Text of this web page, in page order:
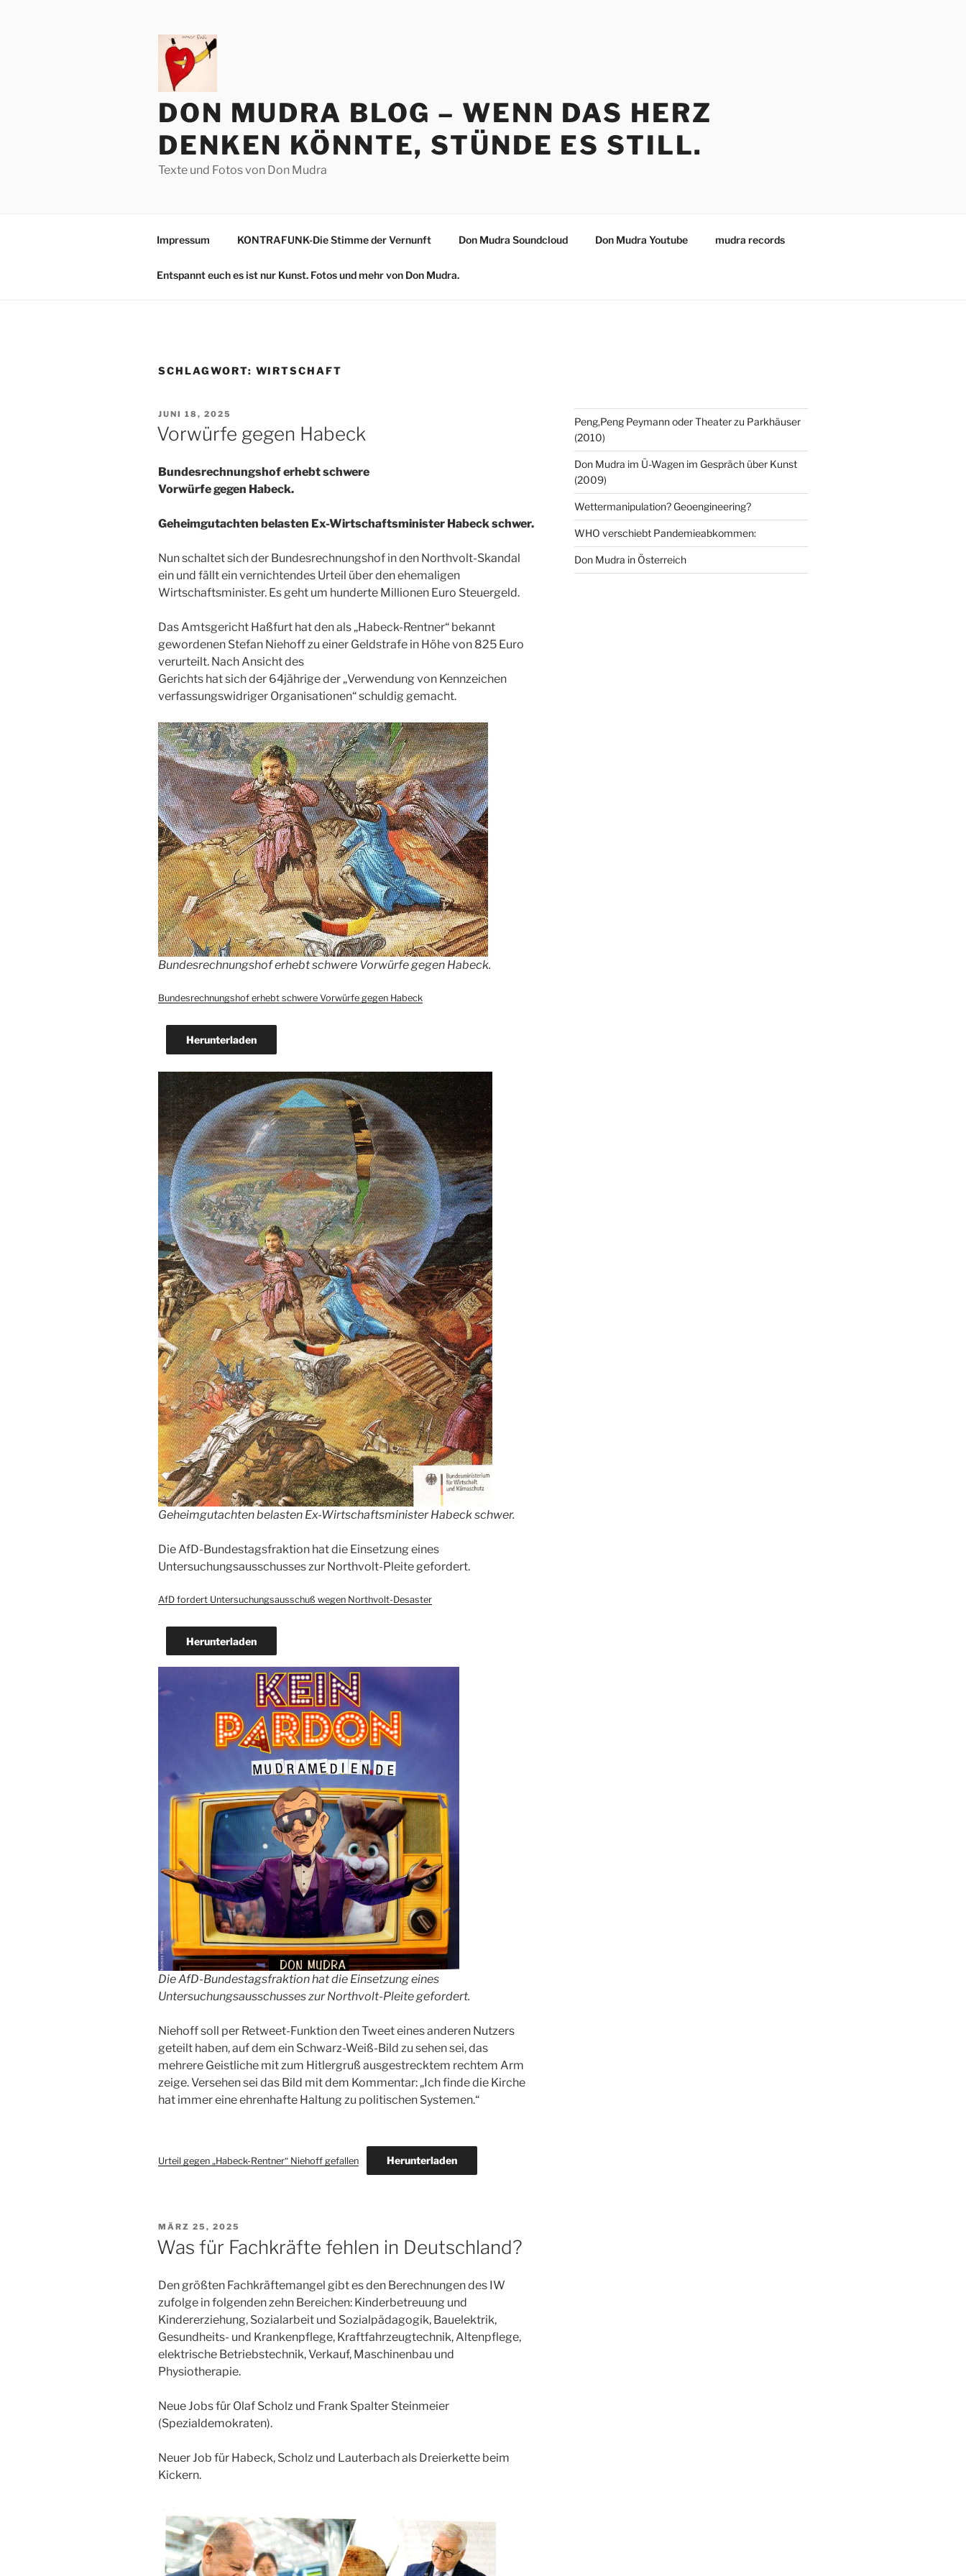
DON MUDRA BLOG – WENN DAS HERZ
DENKEN KÖNNTE, STÜNDE ES STILL.
Texte und Fotos von Don Mudra
Impressum KONTRAFUNK-Die Stimme der Vernunft Don Mudra Soundcloud Don Mudra Youtube mudra records
Entspannt euch es ist nur Kunst. Fotos und mehr von Don Mudra.
SCHLAGWORT: WIRTSCHAFT
VERÖFFENTLICHT
AM
JUNI 18, 2025
Vorwürfe gegen Habeck
Bundesrechnungshof erhebt schwere
Vorwürfe gegen Habeck.
Geheimgutachten belasten Ex-Wirtschaftsminister Habeck schwer.
Nun schaltet sich der Bundesrechnungshof in den Northvolt-Skandal
ein und fällt ein vernichtendes Urteil über den ehemaligen
Wirtschaftsminister. Es geht um hunderte Millionen Euro Steuergeld.
Das Amtsgericht Haßfurt hat den als „Habeck-Rentner“ bekannt
gewordenen Stefan Niehoff zu einer Geldstrafe in Höhe von 825 Euro
verurteilt. Nach Ansicht des
Gerichts hat sich der 64jährige der „Verwendung von Kennzeichen
verfassungswidriger Organisationen“ schuldig gemacht.
Bundesrechnungshof erhebt schwere Vorwürfe gegen Habeck.
Bundesrechnungshof erhebt schwere Vorwürfe gegen Habeck
Herunterladen
Geheimgutachten belasten Ex-Wirtschaftsminister Habeck schwer.
Die AfD-Bundestagsfraktion hat die Einsetzung eines
Untersuchungsausschusses zur Northvolt-Pleite gefordert.
AfD fordert Untersuchungsausschuß wegen Northvolt-Desaster
Herunterladen
Die AfD-Bundestagsfraktion hat die Einsetzung eines
Untersuchungsausschusses zur Northvolt-Pleite gefordert.
Niehoff soll per Retweet-Funktion den Tweet eines anderen Nutzers
geteilt haben, auf dem ein Schwarz-Weiß-Bild zu sehen sei, das
mehrere Geistliche mit zum Hitlergruß ausgestrecktem rechtem Arm
zeige. Versehen sei das Bild mit dem Kommentar: „Ich finde die Kirche
hat immer eine ehrenhafte Haltung zu politischen Systemen.“
Urteil gegen „Habeck-Rentner“ Niehoff gefallen Herunterladen
VERÖFFENTLICHT
AM
MÄRZ 25, 2025
Was für Fachkräfte fehlen in Deutschland?
Den größten Fachkräftemangel gibt es den Berechnungen des IW
zufolge in folgenden zehn Bereichen: Kinderbetreuung und
Kindererziehung, Sozialarbeit und Sozialpädagogik, Bauelektrik,
Gesundheits- und Krankenpflege, Kraftfahrzeugtechnik, Altenpflege,
elektrische Betriebstechnik, Verkauf, Maschinenbau und
Physiotherapie.
Neue Jobs für Olaf Scholz und Frank Spalter Steinmeier
(Spezialdemokraten).
Neuer Job für Habeck, Scholz und Lauterbach als Dreierkette beim
Kickern.
Peng,Peng Peymann oder Theater zu Parkhäuser
(2010)
Don Mudra im Ü-Wagen im Gespräch über Kunst
(2009)
Wettermanipulation? Geoengineering?
WHO verschiebt Pandemieabkommen:
Don Mudra in Österreich